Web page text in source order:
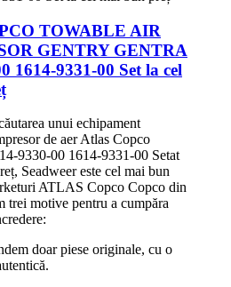
TOWABLE AIR
GENTRY GENTRA
1614-9331-00 Set la cel
unui echipament
de aer Atlas Copco
9330-00 1614-9331-00 Setat
Seadweer este cel mai bun
ATLAS Copco Copco din
trei motive pentru a cumpăra
doar piese originale, cu o